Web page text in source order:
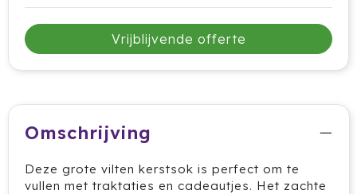
Janzen
JENS Living
Jobman
Join The Pipe
Vrijblijvende offerte
Omschrijving
Deze grote vilten kerstsok is perfect om te
vullen met traktaties en cadeautjes. Het zachte